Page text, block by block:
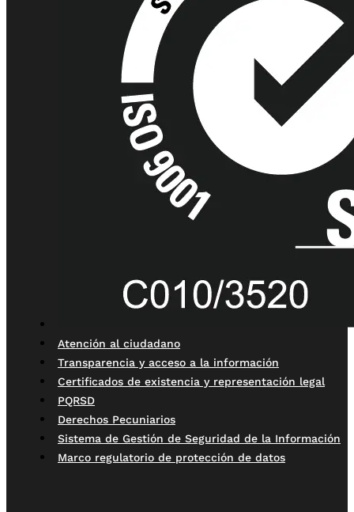
Atención al ciudadano
Transparencia y acceso a la información
Certificados de existencia y representación legal
PQRSD
Derechos Pecuniarios
Sistema de Gestión de Seguridad de la Información
Marco regulatorio de protección de datos